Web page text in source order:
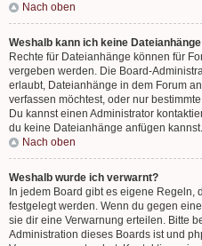
Nach oben
Weshalb kann ich keine
Rechte für Dateianhänge können für
vergeben werden. Die Board-
erlaubt, Dateianhänge in dem Forum
verfassen möchtest, oder nur
Du kannst einen Administrator
du keine Dateianhänge anfügen kannst.
Nach oben
Weshalb wurde ich verwarnt?
In jedem Board gibt es eigene Regeln,
festgelegt werden. Wenn du gegen
sie dir eine Verwarnung erteilen. Bitte
Administration dieses Boards ist und